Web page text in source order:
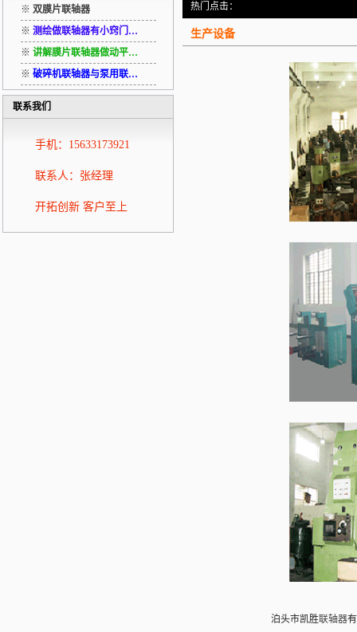
※ 双膜片联轴器
※ 测绘做联轴器有小窍门…
※ 讲解膜片联轴器做动平…
※ 破碎机联轴器与泵用联…
联系我们
手机：15633173921
联系人：张经理
开拓创新 客户至上
热门点击：
生产设备
泊头市凯胜联轴器